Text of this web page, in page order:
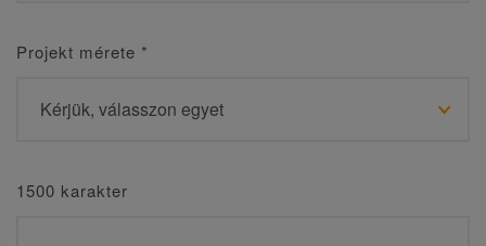
Projekt mérete *
1500 karakter